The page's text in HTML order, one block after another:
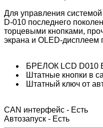
Для управления системой
D-010 последнего
торцевыми кнопками,
экрана и OLED-дисплеем
БРЕЛОК LCD D010
Штатные кнопки в
Штатный ключ от
CAN интерфейс - Есть
Автозапуск - Есть